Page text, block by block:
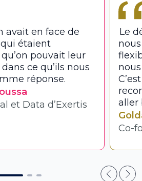
avait en face de
étaient
pouvait leur
ce qu’ils nous
réponse.
et Data d’Exertis
Le
aller
Co-